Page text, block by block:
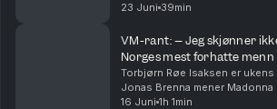
norske realitystjerner. Jonas
23 Juni 39min
VM-rant: – Jeg skjønner
Norges mest forhatte menn
Torbjørn Røe Isaksen er
Jonas Brenna mener Madonna
grensesprengende kraft og
16 Juni 1h 1min